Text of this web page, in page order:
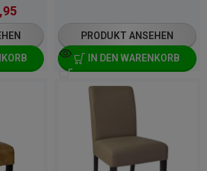
PRODUKT ANSEHEN
IN DEN WARENKORB